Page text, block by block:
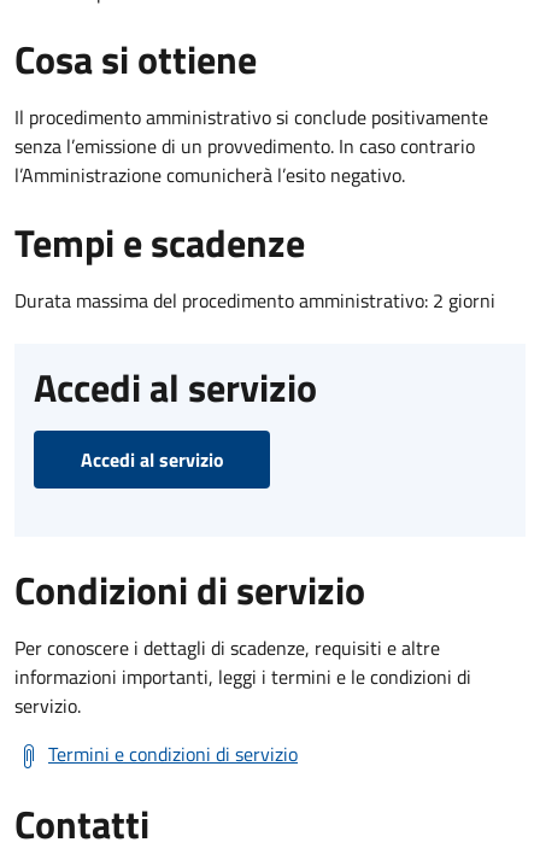
Cosa si ottiene
Il procedimento amministrativo si conclude positivamente
senza l’emissione di un provvedimento. In caso contrario
l’Amministrazione comunicherà l’esito negativo.
Tempi e scadenze
Durata massima del procedimento amministrativo: 2 giorni
Accedi al servizio
Accedi al servizio
Condizioni di servizio
Per conoscere i dettagli di scadenze, requisiti e altre
informazioni importanti, leggi i termini e le condizioni di
servizio.
Termini e condizioni di servizio
Contatti